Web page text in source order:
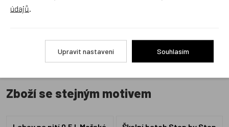
Zboží se stejným motivem
údajů
Upravit nastavení Souhlasím